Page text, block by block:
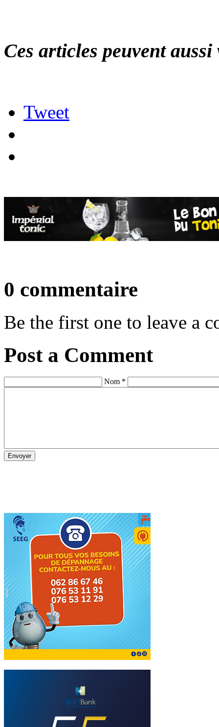
Ces articles peuvent
Tweet
0 commentaire
Be the first one to leave a
Post a Comment
Nom *